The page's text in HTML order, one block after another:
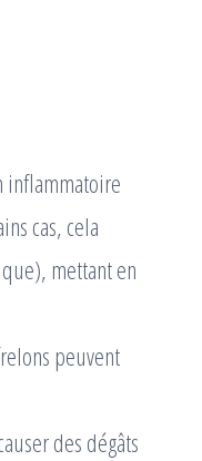
inflammatoire
cas, cela
mettant en
peuvent
des dégâts